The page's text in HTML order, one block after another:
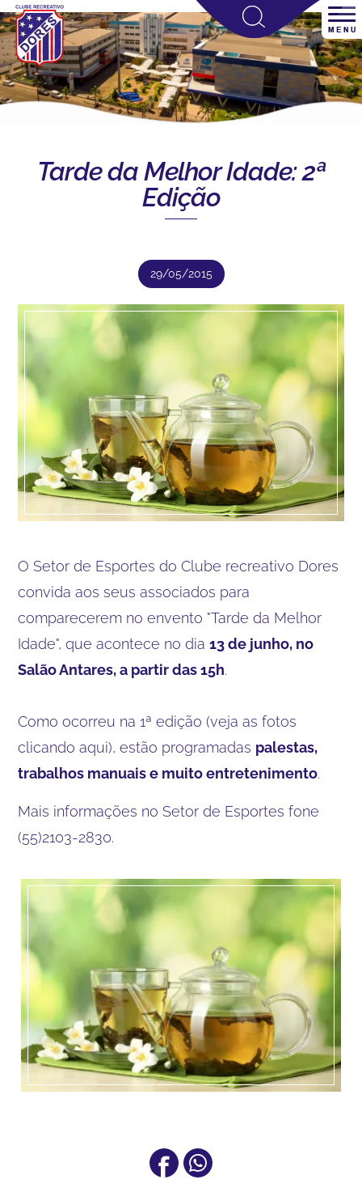
Tarde da Melhor Idade: 2ª
Edição
29/05/2015
O Setor de Esportes do Clube recreativo Dores
convida aos seus associados para
comparecerem no envento "Tarde da Melhor
Idade", que acontece no dia13 de junho, no
Salão Antares, a partir das 15h.
Como ocorreu na 1ª edição (veja as fotos
clicandoaqui), estão programadas palestas,
trabalhos manuais e muito entretenimento.
Mais informações no Setor de Esportes fone
(55)2103-2830.